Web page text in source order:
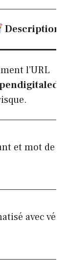
Description
l’URL
et mot de
avec